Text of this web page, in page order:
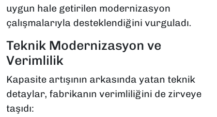
uygun hale getirilen modernizasyon
çalışmalarıyla desteklendiğini vurguladı.
Teknik Modernizasyon ve
Verimlilik
Kapasite artışının arkasında yatan teknik
detaylar, fabrikanın verimliliğini de zirveye
taşıdı: